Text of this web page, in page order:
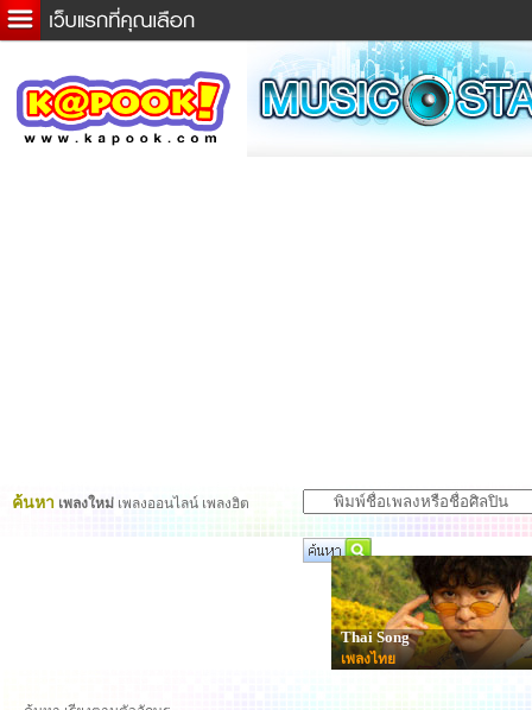
ข่าวด่วน
ละคร
ค้นหา เพลงใหม่ เพลงออนไลน์ เพลงฮิต
Thai Song
เพลงไทย